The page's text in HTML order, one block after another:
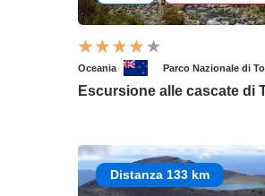
Oceania Parco Nazionale di
Escursione alle cascate di
Distanza 133 km